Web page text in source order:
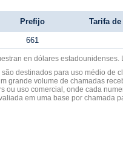
Prefijo Tarifa
661
en dólares
são destinados para uso médio de
grande volume de chamadas
ou uso comercial, onde cada
em uma base por chamada